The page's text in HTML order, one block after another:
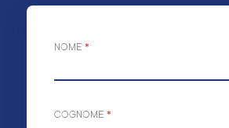
NOME *
COGNOME *